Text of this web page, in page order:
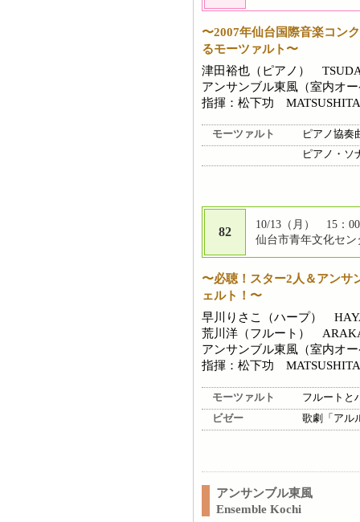
〜2007年仙台国際音楽コン
るモーツァルト〜
津田裕也（ピアノ）
アンサンブル東風（室内オ
指揮：松下功
モーツァルト
ピアノ協奏
ピアノ・ソ
82
10/13（月） 15：
仙台市青年文化セ
〜必聴！スター2人＆アンサ
ェルト！〜
早川りさこ（ハープ）
荒川洋（フルート）
アンサンブル東風（室内オ
指揮：松下功
モーツァルト
フルートと
ビゼー
歌劇「アル
アンサンブル東風
Ensemble Kochi